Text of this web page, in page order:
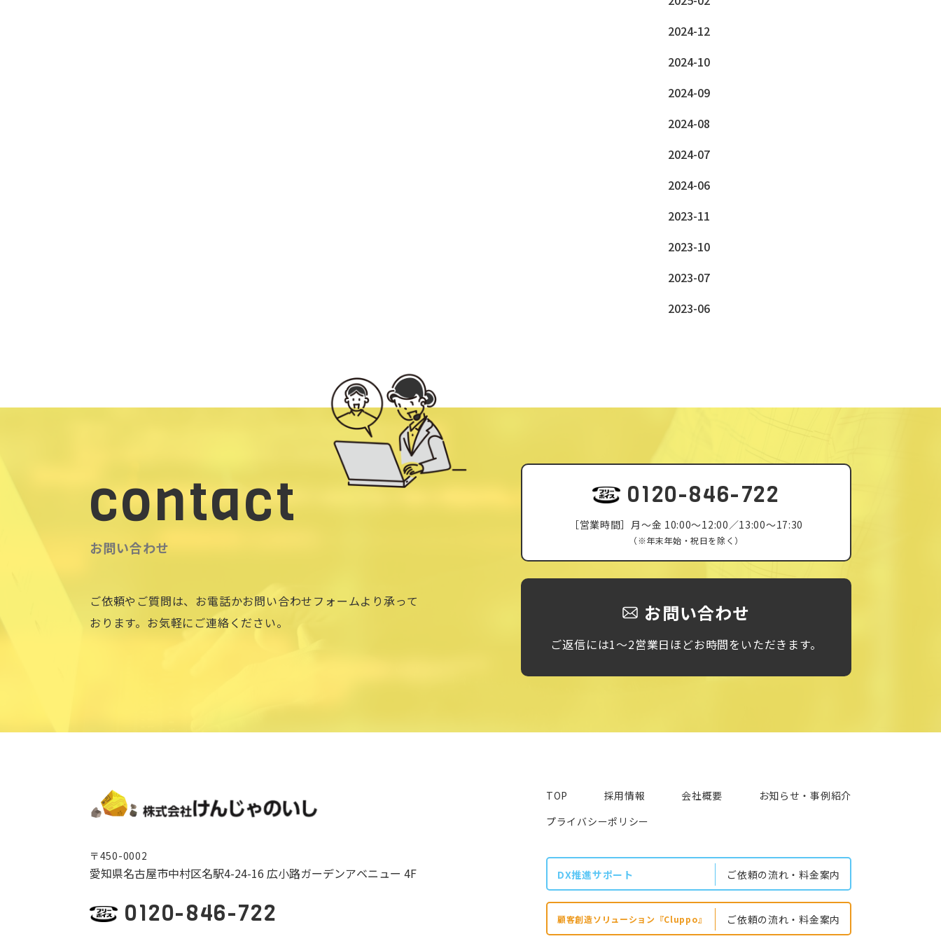
2024-12
2024-10
2024-09
2024-08
2024-07
2024-06
2023-11
2023-10
2023-07
2023-06
contact
お問い合わせ
ご依頼やご質問は、お電話かお問い合わせフォームより承って
おります。お気軽にご連絡ください。
0120-846-722
［営業時間］ 月〜金 10:00〜12:00／13:00〜17:30
（※年末年始・祝日を除く）
お問い合わせ
ご返信には1～2営業日ほどお時間をいただきます。
〒450-0002
愛知県名古屋市中村区名駅4-24-16 広小路ガーデンアベニュー 4F
0120-846-722
TOP 採用情報 会社概要
お知らせ・事例紹介
プライバシーポリシー
DX推進サポート ご依頼の流れ‧料金案内
顧客創造ソリューション『Cluppo』 ご依頼の流れ‧料金案内